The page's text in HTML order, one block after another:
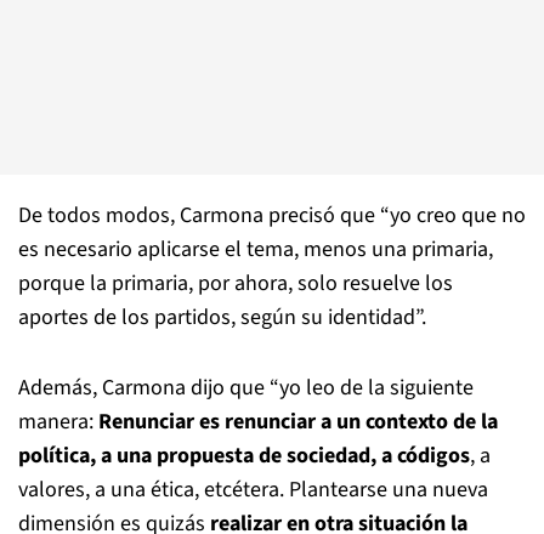
De todos modos, Carmona precisó que “yo creo que no
es necesario aplicarse el tema, menos una primaria,
porque la primaria, por ahora, solo resuelve los
aportes de los partidos, según su identidad”.
Además, Carmona dijo que “yo leo de la siguiente
manera: Renunciar es renunciar a un contexto de la
política, a una propuesta de sociedad, a códigos, a
valores, a una ética, etcétera. Plantearse una nueva
dimensión es quizás realizar en otra situación la